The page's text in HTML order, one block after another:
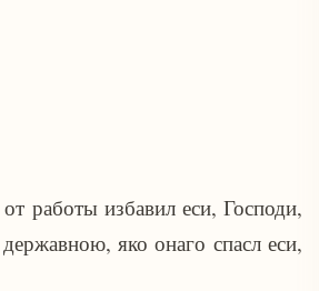
работы избавил еси, Господи,
яко онаго спасл еси,